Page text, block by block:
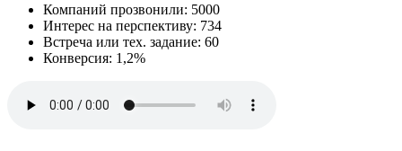
Компаний прозвонили: 5000
Интерес на перспективу: 734
Встреча или тех. задание: 60
Конверсия: 1,2%